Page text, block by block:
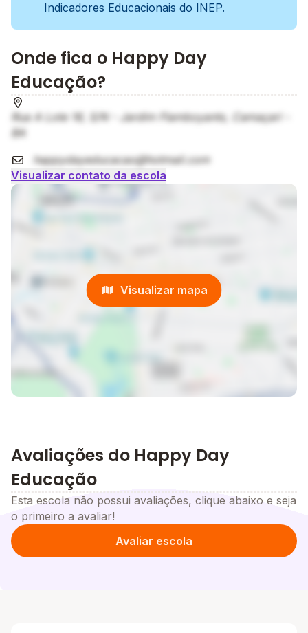
Indicadores Educacionais do INEP.
Onde fica o Happy Day
Educação?
Rua A Lote 16, S/N - Jardim Flamboyants, Camaçari -
BA
happydayeducacao@hotmail.com
Visualizar contato da escola
Visualizar mapa
Avaliações do Happy Day
Educação
Esta escola não possui avaliações, clique abaixo e seja
o primeiro a avaliar!
Avaliar escola